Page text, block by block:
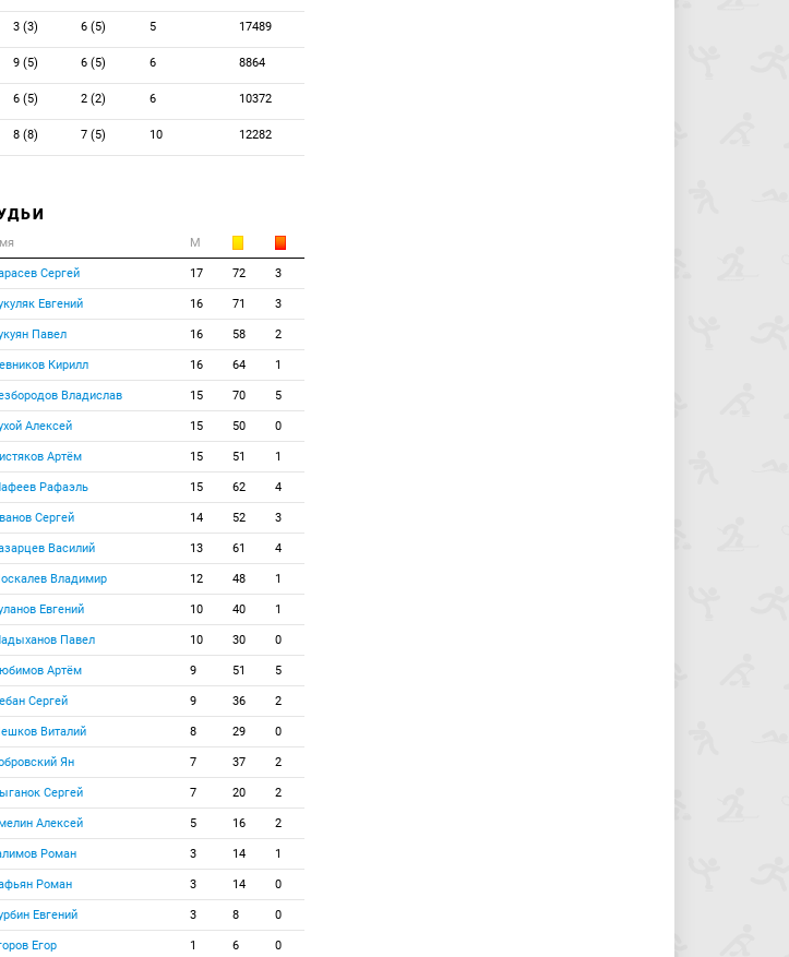
3 (3) 6 (5) 5 17489
9 (5) 6 (5) 6 8864
6 (5) 2 (2) 6 10372
8 (8) 7 (5) 10 12282
М
Сергей 17 72 3
Евгений 16 71 3
Павел 16 58 2
Кирилл 16 64 1
Владислав 15 70 5
Алексей 15 50 0
Артём 15 51 1
Рафаэль 15 62 4
Сергей 14 52 3
Василий 13 61 4
Владимир 12 48 1
Евгений 10 40 1
Павел 10 30 0
Артём 9 51 5
Сергей 9 36 2
Виталий 8 29 0
Ян 7 37 2
Сергей 7 20 2
Алексей 5 16 2
Роман 3 14 1
Роман 3 14 0
Евгений 3 8 0
Егор 1 6 0